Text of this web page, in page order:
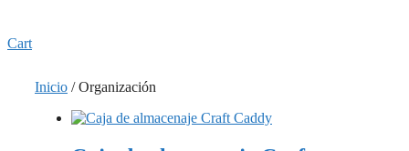
Cart
Inicio / Organización